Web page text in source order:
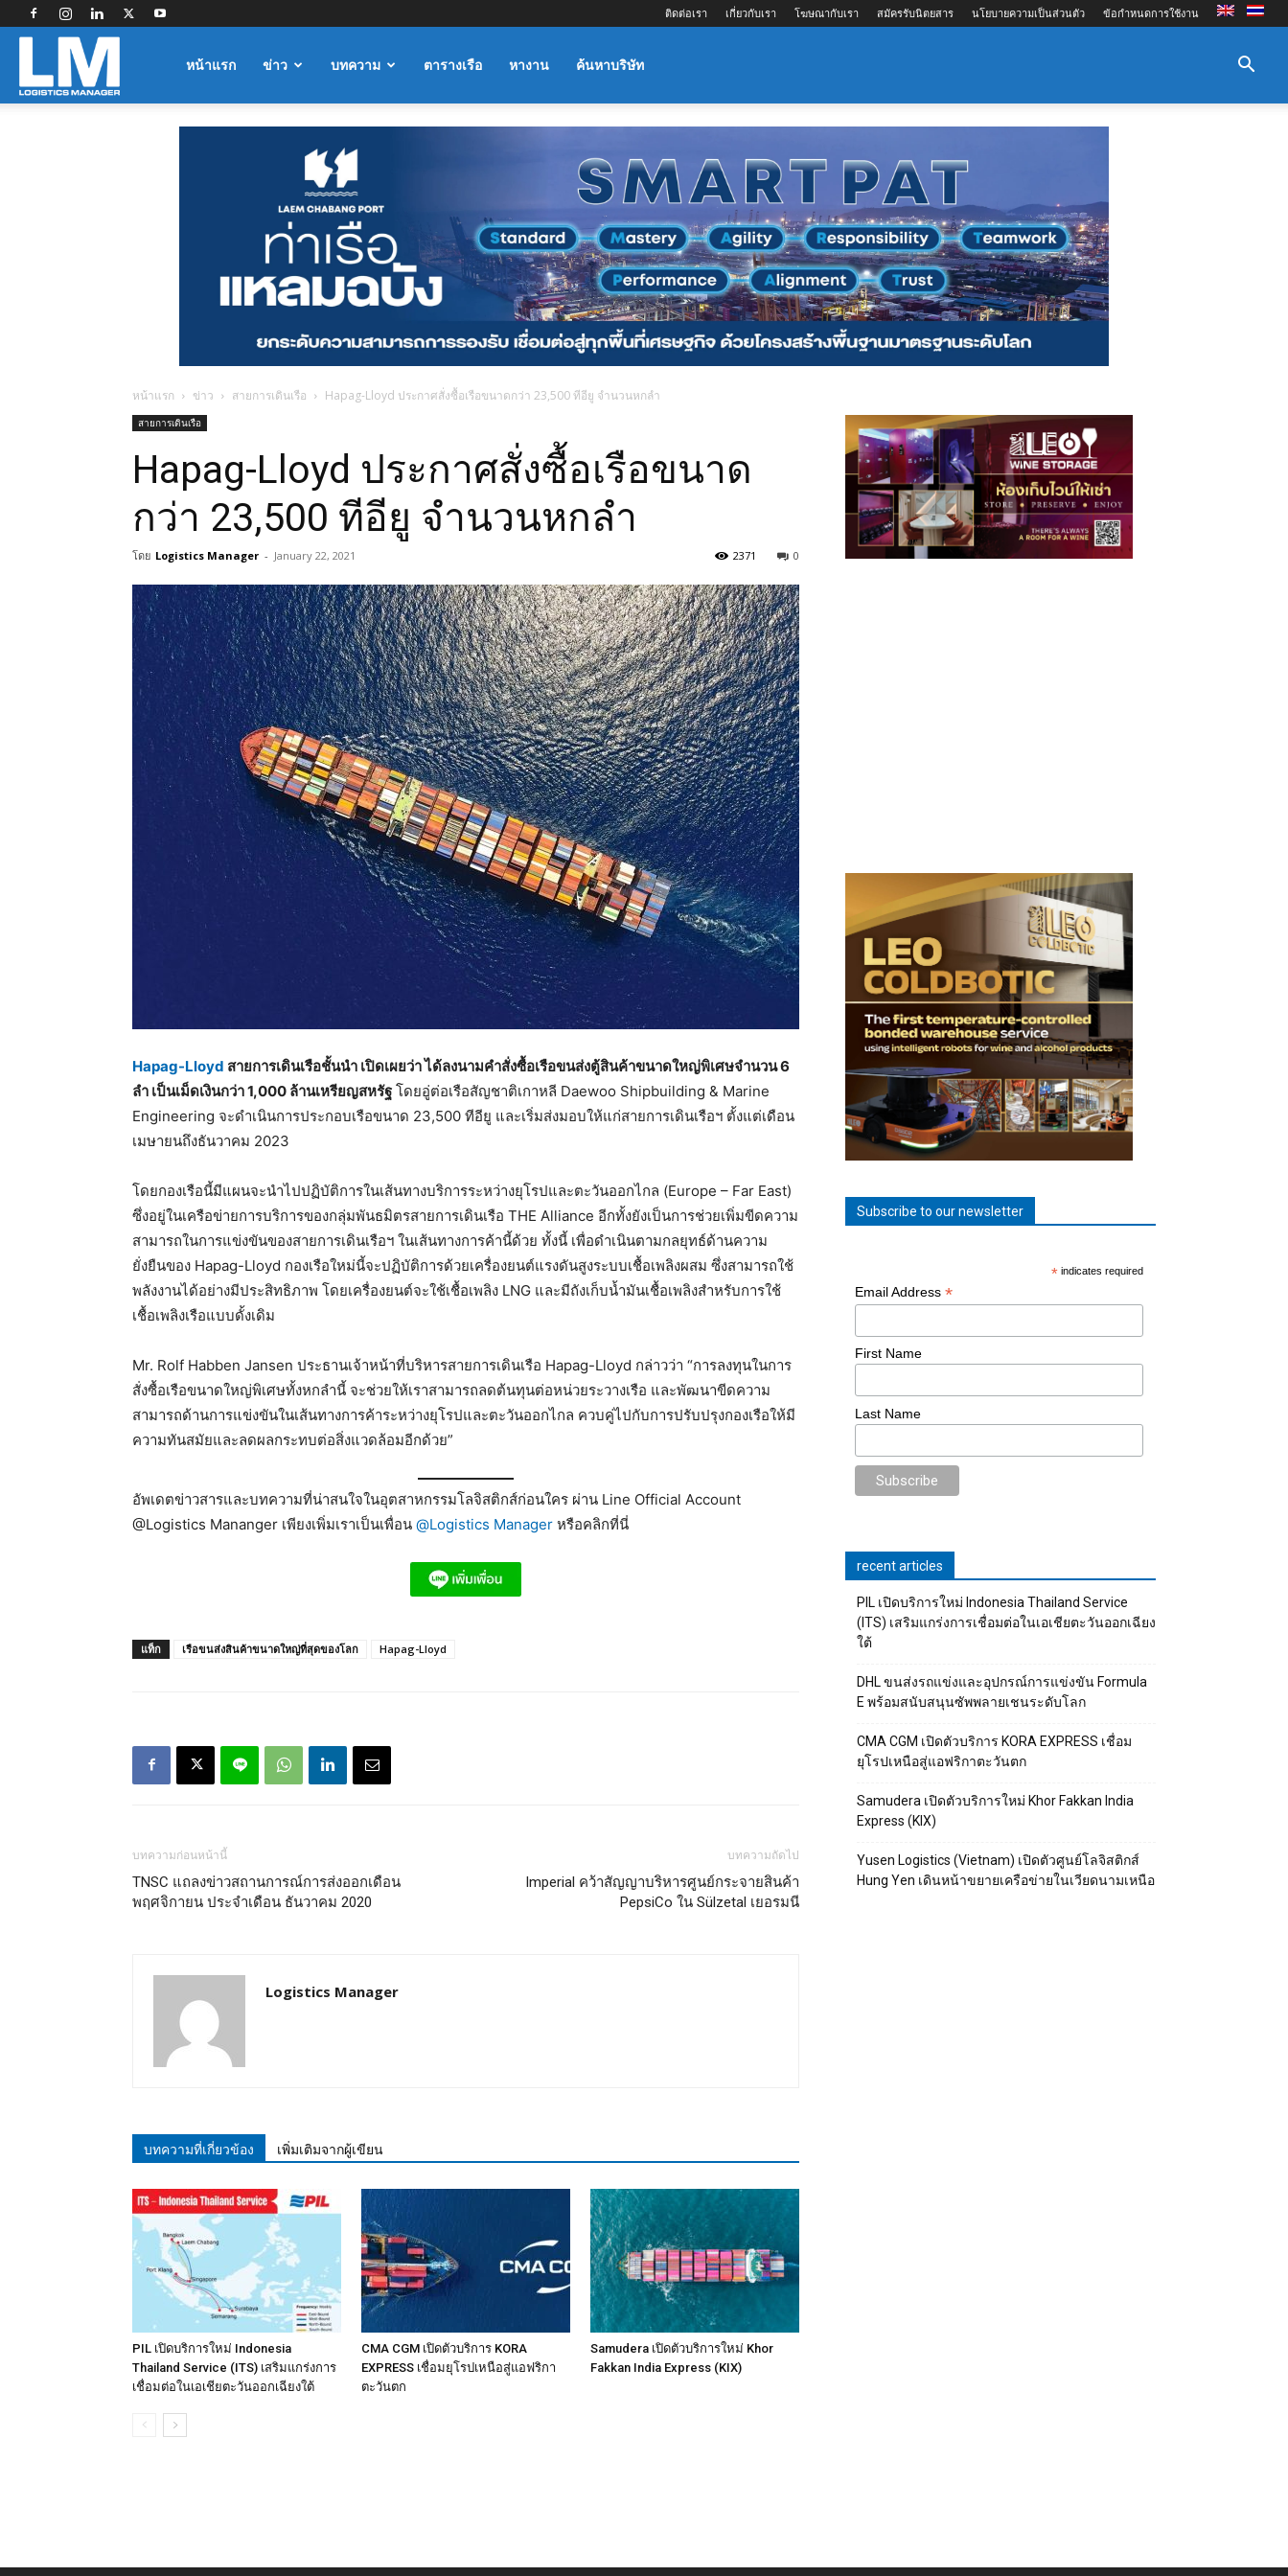
ติดต่อเรา เกี่ยวกับเรา โฆษณากับเรา สมัครรับนิตยสาร นโยบายความเป็นส่วนตัว ข้อกำหนดการใช้งาน
Logisticsหน้าแรก ข่าว บทความ ตารางเรือ หางาน ค้นหาบริษัท
หน้าแรก ข่าว สายการเดินเรือ Hapag-Lloyd ประกาศสั่งซื้อเรือขนาดกว่า 23,500 ทีอียู จำนวนหกลำ
สายการเดินเรือ
Hapag-Lloyd ประกาศสั่งซื้อเรือขนาด
กว่า 23,500 ทีอียู จำนวนหกลำ
โดย Logistics Manager - January 22, 2021 0
2371
Hapag-Lloyd สายการเดินเรือชั้นนำ เปิดเผยว่า ได้ลงนามคำสั่งซื้อเรือขนส่งตู้สินค้าขนาดใหญ่พิเศษจำนวน 6
ลำ เป็นเม็ดเงินกว่า 1,000 ล้านเหรียญสหรัฐ โดยอู่ต่อเรือสัญชาติเกาหลี Daewoo Shipbuilding & Marine
Engineering จะดำเนินการประกอบเรือขนาด 23,500 ทีอียู และเริ่มส่งมอบให้แก่สายการเดินเรือฯ ตั้งแต่เดือน
เมษายนถึงธันวาคม 2023
โดยกองเรือนี้มีแผนจะนำไปปฏิบัติการในเส้นทางบริการระหว่างยุโรปและตะวันออกไกล (Europe – Far East)
ซึ่งอยู่ในเครือข่ายการบริการของกลุ่มพันธมิตรสายการเดินเรือ THE Alliance อีกทั้งยังเป็นการช่วยเพิ่มขีดความ
สามารถในการแข่งขันของสายการเดินเรือฯ ในเส้นทางการค้านี้ด้วย ทั้งนี้ เพื่อดำเนินตามกลยุทธ์ด้านความ
ยั่งยืนของ Hapag-Lloyd กองเรือใหม่นี้จะปฏิบัติการด้วยเครื่องยนต์แรงดันสูงระบบเชื้อเพลิงผสม ซึ่งสามารถใช้
พลังงานได้อย่างมีประสิทธิภาพ โดยเครื่องยนต์จะใช้เชื้อเพลิง LNG และมีถังเก็บน้ำมันเชื้อเพลิงสำหรับการใช้
เชื้อเพลิงเรือแบบดั้งเดิม
Mr. Rolf Habben Jansen ประธานเจ้าหน้าที่บริหารสายการเดินเรือ Hapag-Lloyd กล่าวว่า “การลงทุนในการ
สั่งซื้อเรือขนาดใหญ่พิเศษทั้งหกลำนี้ จะช่วยให้เราสามารถลดต้นทุนต่อหน่วยระวางเรือ และพัฒนาขีดความ
สามารถด้านการแข่งขันในเส้นทางการค้าระหว่างยุโรปและตะวันออกไกล ควบคู่ไปกับการปรับปรุงกองเรือให้มี
ความทันสมัยและลดผลกระทบต่อสิ่งแวดล้อมอีกด้วย”
อัพเดตข่าวสารและบทความที่น่าสนใจในอุตสาหกรรมโลจิสติกส์ก่อนใคร ผ่าน Line Official Account
@Logistics Mananger เพียงเพิ่มเราเป็นเพื่อน @Logistics Manager หรือคลิกที่นี่
แท็ก เรือขนส่งสินค้าขนาดใหญ่ที่สุดของโลก Hapag-Lloyd
บทความก่อนหน้านี้
TNSC แถลงข่าวสถานการณ์การส่งออกเดือน
พฤศจิกายน ประจำเดือน ธันวาคม 2020
บทความถัดไป
Imperial คว้าสัญญาบริหารศูนย์กระจายสินค้า
PepsiCo ใน Sülzetal เยอรมนี
Logistics Manager
บทความที่เกี่ยวข้อง เพิ่มเติมจากผู้เขียน
PIL เปิดบริการใหม่ Indonesia
Thailand Service (ITS) เสริมแกร่งการ
เชื่อมต่อในเอเชียตะวันออกเฉียงใต้
CMA CGM เปิดตัวบริการ KORA
EXPRESS เชื่อมยุโรปเหนือสู่แอฟริกา
ตะวันตก
Samudera เปิดตัวบริการใหม่ Khor
Fakkan India Express (KIX)
Subscribe to our newsletter
* indicates required
Email Address *
First Name
Last Name
recent articles
PIL เปิดบริการใหม่ Indonesia Thailand Service
(ITS) เสริมแกร่งการเชื่อมต่อในเอเชียตะวันออกเฉียง
ใต้
DHL ขนส่งรถแข่งและอุปกรณ์การแข่งขัน Formula
E พร้อมสนับสนุนซัพพลายเชนระดับโลก
CMA CGM เปิดตัวบริการ KORA EXPRESS เชื่อม
ยุโรปเหนือสู่แอฟริกาตะวันตก
Samudera เปิดตัวบริการใหม่ Khor Fakkan India
Express (KIX)
Yusen Logistics (Vietnam) เปิดตัวศูนย์โลจิสติกส์
Hung Yen เดินหน้าขยายเครือข่ายในเวียดนามเหนือ